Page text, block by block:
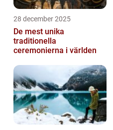
28 december 2025
De mest unika
traditionella
ceremonierna i världen